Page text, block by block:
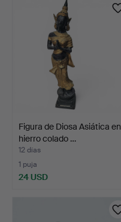
Figura de Diosa Asiática en
hierro colado …
12 días
1 puja
24 USD